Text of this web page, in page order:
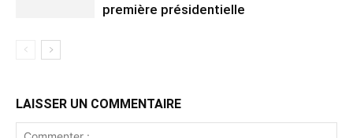
première présidentielle
LAISSER UN COMMENTAIRE